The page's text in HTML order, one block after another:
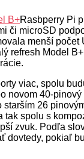
Rasbperry Pi
či microSD
menší počet
refresh Model
viac, spolu
novom 40-pinový
starším 26
tak spolu s
zvuk. Podľa
dovtedy, pokiaľ